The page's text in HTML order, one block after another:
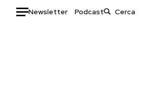
Newsletter Podcast